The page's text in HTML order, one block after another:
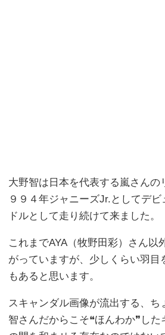
大野智は日本を代表する嵐さんの
９９４年ジャニーズJr.としてデ
ドルとして走り続けて来ました。
これまでAYA（牧野田彩）さん以
がっていますが、少しくらい羽目
もあると思います。
スキャンダル画像が流出する、ち
智さんだからこそ❝ほんわか❞し